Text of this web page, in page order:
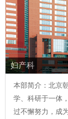
妇产科
本部简介：北京
学、科研于一体
过不懈努力，成